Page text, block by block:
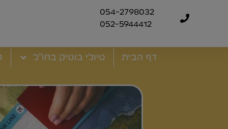
054-2798032
052-5944412
דף הבית טיולי בוטיק בחו"ל